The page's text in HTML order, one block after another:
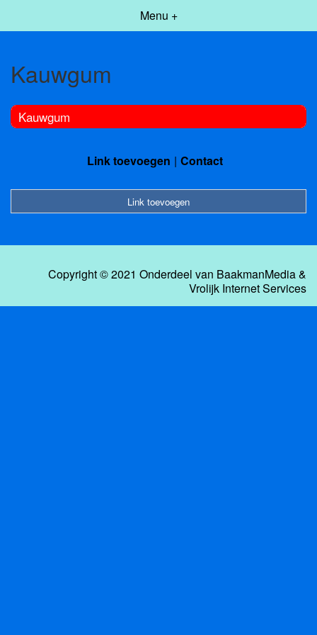
Menu +
Kauwgum
Kauwgum
Link toevoegen Contact
Link toevoegen
Copyright © 2021 Onderdeel van BaakmanMedia&
Vrolijk Internet Services